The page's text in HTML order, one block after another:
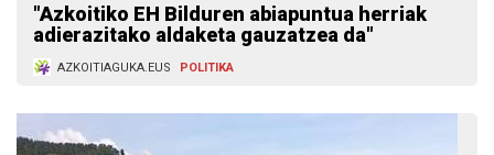
"Azkoitiko EH Bilduren abiapuntua herriak
adierazitako aldaketa gauzatzea da"
AZKOITIAGUKA.EUS POLITIKA